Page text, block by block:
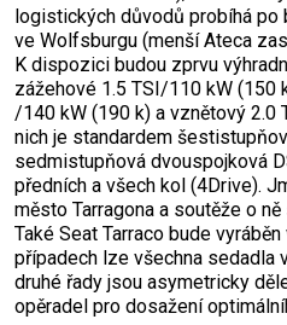
logistických důvodů probíhá po
ve Wolfsburgu (menší Ateca
K dispozici budou zprvu
zážehové 1.5 TSI/110 kW (150
/140 kW (190 k) a vznětový 2.0
nich je standardem
sedmistupňová dvouspojková
předních a všech kol (4Drive).
město Tarragona a soutěže o
Také Seat Tarraco bude
případech lze všechna sedadla
druhé řady jsou asymetricky
opěradel pro dosažení